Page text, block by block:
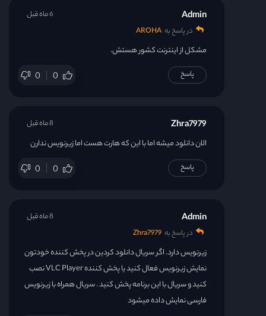
Admin
در پاسخ به AROHA
مشکل از اینترنت کشور هستش.
0 0
6 ماه قبل
پاسخ
Zhra7979
الان دانلود میشه اما با این که هارت هست اما زیرنویس ندارن
0 0
8 ماه قبل
پاسخ
Admin
در پاسخ به Zhra7979
زیرنویس دارد. اگر سریال دانلود کردین در پخش کننده خودتون
نمایش زیرنویس فعال کنید یا پخش کننده VLC Player نصب
کنید و سریال با این برنامه پخش کنید . سریال همراه با زیرنویس
فارسی نمایش داده میشود
8 ماه قبل